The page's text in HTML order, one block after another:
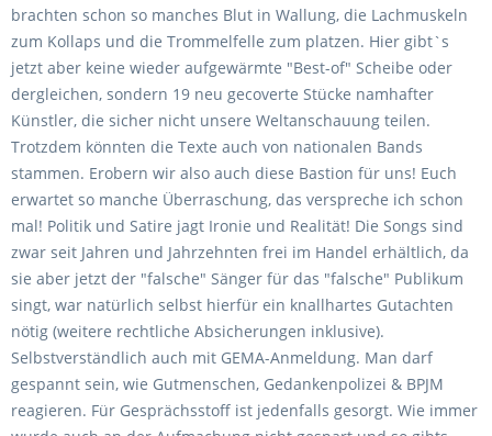
brachten schon so manches Blut in Wallung, die Lachmuskeln
zum Kollaps und die Trommelfelle zum platzen. Hier gibt`s
jetzt aber keine wieder aufgewärmte "Best-of" Scheibe oder
dergleichen, sondern 19 neu gecoverte Stücke namhafter
Künstler, die sicher nicht unsere Weltanschauung teilen.
Trotzdem könnten die Texte auch von nationalen Bands
stammen. Erobern wir also auch diese Bastion für uns! Euch
erwartet so manche Überraschung, das verspreche ich schon
mal! Politik und Satire jagt Ironie und Realität! Die Songs sind
zwar seit Jahren und Jahrzehnten frei im Handel erhältlich, da
sie aber jetzt der "falsche" Sänger für das "falsche" Publikum
singt, war natürlich selbst hierfür ein knallhartes Gutachten
nötig (weitere rechtliche Absicherungen inklusive).
Selbstverständlich auch mit GEMA-Anmeldung. Man darf
gespannt sein, wie Gutmenschen, Gedankenpolizei & BPJM
reagieren. Für Gesprächsstoff ist jedenfalls gesorgt. Wie immer